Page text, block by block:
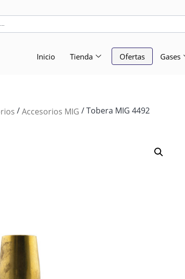
Inicio Tienda Ofertas Gases
/Accesorios MIG / Tobera MIG 4492